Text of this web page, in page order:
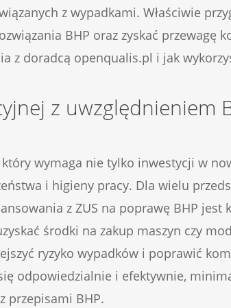
z wypadkami. Właściwie
BHP oraz zyskać przewagę
z doradcą openqualis.pl i jak
z uwzględnieniem
wymaga nie tylko inwestycji w
i higieny pracy. Dla wielu
z ZUS na poprawę BHP jest
środki na zakup maszyn czy
ryzyko wypadków i poprawić
odpowiedzialnie i efektywnie,
przepisami BHP.